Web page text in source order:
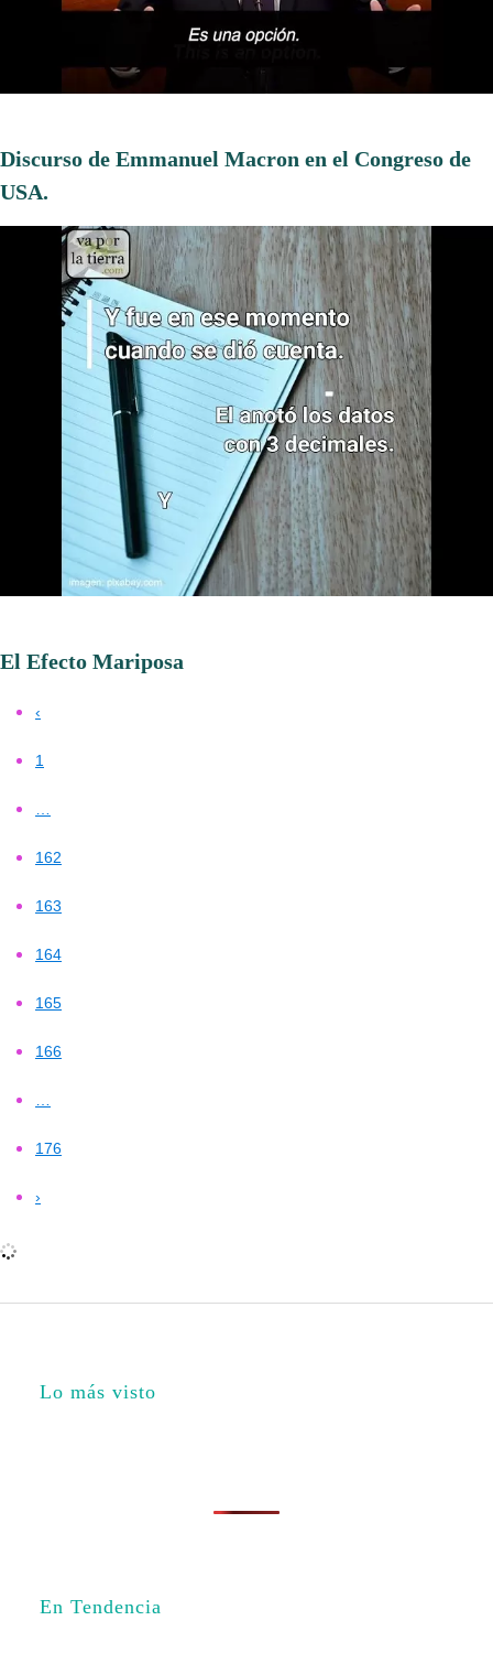
Discurso de Emmanuel Macron en el Congreso de
USA.
El Efecto Mariposa
‹
1
162
163
164
165
166
176
›
Lo más visto
En Tendencia